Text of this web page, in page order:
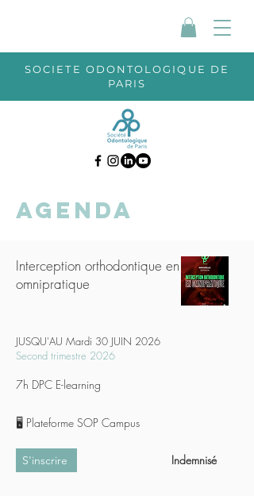
SOCIETE ODONTOLOGIQUE DE
PARIS
AGENDA
Interception orthodontique en
omnipratique
JUSQU'AU Mardi 30 JUIN 2026
Second trimestre 2026
7h DPC E-learning
🖥️ Plateforme SOP Campus
S'inscrire Indemnisé